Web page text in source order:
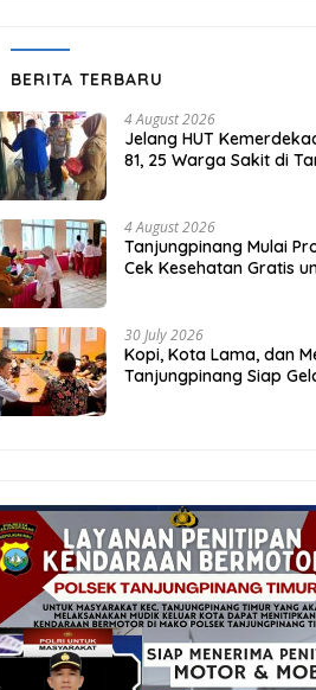
BERITA TERBARU
4 August 2026
Jelang HUT
81, 25 Warga Sakit di
4 August 2026
Tanjungpinang Mulai
Cek Kesehatan Gratis
30 July 2026
Kopi, Kota Lama, dan
Tanjungpinang Siap